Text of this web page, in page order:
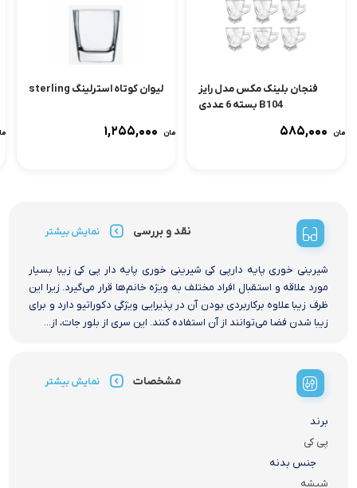
فنجان بلینک مکس مدل رایز
B104 بسته 6 عددی
۵۸۵,۰۰۰ تومان
لیوان کوتاه استرلینگ sterling
۱,۲۵۵,۰۰۰ تومان
نقد و بررسی نمایش بیشتر
شیرینی خوری پایه دارپی کی شیرینی خوری پایه دار پی کی زیبا بسیار
مورد علاقه و استقبال افراد مختلف به ویژه خانم‌ها قرار می‌گیرد. زیرا این
ظرف زیبا علاوه برکاربردی بودن آن در پذیرایی ویژگی دکوراتیو دارد و برای
زیبا شدن فضا می‌توانند از آن استفاده کنند. این سری از بلور جات، از...
مشخصات نمایش بیشتر
برند
پی کی
جنس بدنه
شیشه